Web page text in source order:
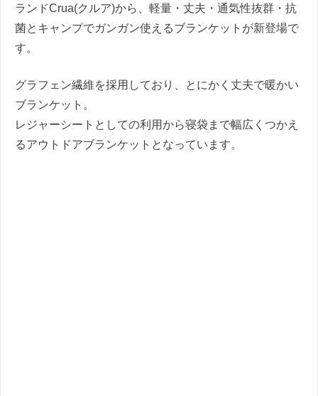
ランドCrua(クルア)から、軽量・丈夫・通気性抜群・抗
菌とキャンプでガンガン使えるブランケットが新登場で
す。
グラフェン繊維を採用しており、とにかく丈夫で暖かい
ブランケット。
レジャーシートとしての利用から寝袋まで幅広くつかえ
るアウトドアブランケットとなっています。